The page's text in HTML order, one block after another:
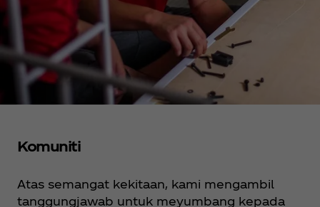
Komuniti
Atas semangat kekitaan, kami mengambil
tanggungjawab untuk meyumbang kepada